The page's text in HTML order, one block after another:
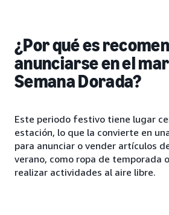
¿Por qué es
anunciarse en el
Semana Dorada?
Este periodo festivo tiene lugar
estación, lo que la convierte en
para anunciar o vender artículos
verano, como ropa de temporada
realizar actividades al aire libre.